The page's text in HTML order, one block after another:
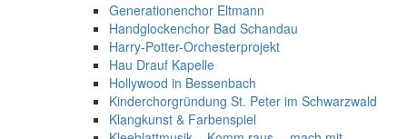
Generationenchor Eltmann
Handglockenchor Bad Schandau
Harry-Potter-Orchesterprojekt
Hau Drauf Kapelle
Hollywood in Bessenbach
Kinderchorgründung St. Peter im Schwarzwald
Klangkunst & Farbenspiel